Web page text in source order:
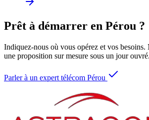
Prêt à démarrer en Pérou ?
Indiquez-nous où vous opérez et vos besoins.
une proposition sur mesure sous un jour ouvré.
Parler à un expert télécom Pérou